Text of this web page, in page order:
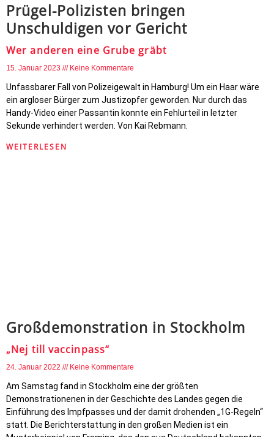
Prügel-Polizisten bringen
Unschuldigen vor Gericht
Wer anderen eine Grube gräbt
15. Januar 2023 Keine Kommentare
Unfassbarer Fall von Polizeigewalt in Hamburg! Um ein Haar wäre
ein argloser Bürger zum Justizopfer geworden. Nur durch das
Handy-Video einer Passantin konnte ein Fehlurteil in letzter
Sekunde verhindert werden. Von Kai Rebmann.
WEITERLESEN
Großdemonstration in Stockholm
„Nej till vaccinpass“
24. Januar 2022 Keine Kommentare
Am Samstag fand in Stockholm eine der größten
Demonstrationenen in der Geschichte des Landes gegen die
Einführung des Impfpasses und der damit drohenden „1G-Regeln“
statt. Die Berichterstattung in den großen Medien ist ein